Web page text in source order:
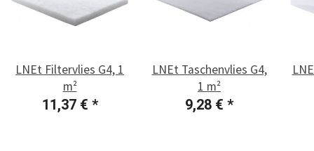
LNEt Filtervlies G4, 1
m²
11,37 € *
LNEt Taschenvlies G4,
1 m²
9,28 € *